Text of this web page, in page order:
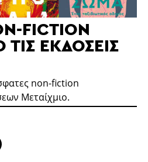
FICTION
ΤΙΣ ΕΚΔΌΣΕΙΣ
non-fiction
Μεταίχμιο.